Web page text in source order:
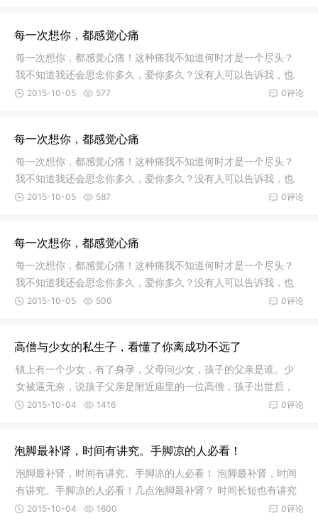
每一次想你，都感觉心痛
每一次想你，都感觉心痛！这种痛我不知道何时才是一个尽头？
我不知道我还会思念你多久，爱你多久？没有人可以告诉我，也
没有人可以决定自己！ 我任性，是我在放纵我自己，...每一次想
0评论
2015-10-05 577
每一次想你，都感觉心痛
每一次想你，都感觉心痛！这种痛我不知道何时才是一个尽头？
我不知道我还会思念你多久，爱你多久？没有人可以告诉我，也
没有人可以决定自己！ 我任性，是我在放纵我自己，...每一次想
0评论
2015-10-05 587
每一次想你，都感觉心痛
每一次想你，都感觉心痛！这种痛我不知道何时才是一个尽头？
我不知道我还会思念你多久，爱你多久？没有人可以告诉我，也
没有人可以决定自己！ 我任性，是我在放纵我自己，...每一次想
0评论
2015-10-05 500
高僧与少女的私生子，看懂了你离成功不远了
镇上有一个少女，有了身孕，父母问少女，孩子的父亲是谁。少
女被逼无奈，说孩子父亲是附近庙里的一位高僧，孩子出世后，
这家人抱着孩子找到了高僧。高僧只说了一句 这样子啊！便默默
0评论
2015-10-04 1416
泡脚最补肾，时间有讲究。手脚凉的人必看！
泡脚最补肾，时间有讲究。手脚凉的人必看！ 泡脚最补肾，时间
有讲究。手脚凉的人必看！几点泡脚最补肾？ 时间长短也有讲究
中医学认为，脚底是各经络起止的汇聚处，分布着60多个穴位和
0评论
2015-10-04 1600